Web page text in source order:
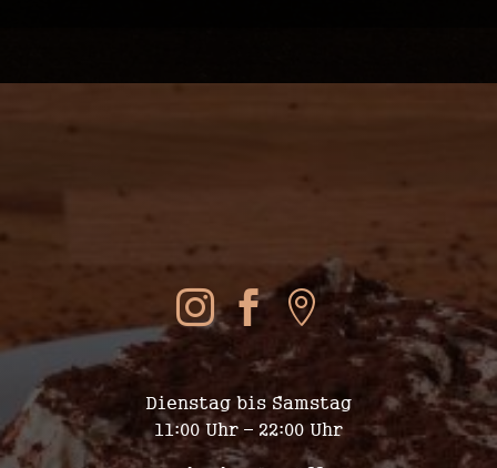
  
WIR SIND FÜR EUCH DA
Dienstag bis Samstag
11:00 Uhr – 22:00 Uhr